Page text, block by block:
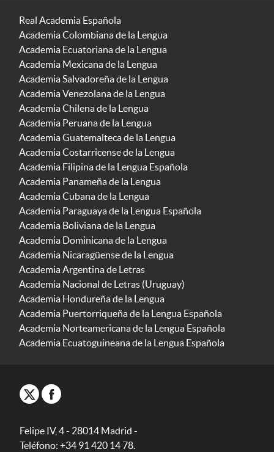
Real Academia Española
Academia Colombiana de la Lengua
Academia Ecuatoriana de la Lengua
Academia Mexicana de la Lengua
Academia Salvadoreña de la Lengua
Academia Venezolana de la Lengua
Academia Chilena de la Lengua
Academia Peruana de la Lengua
Academia Guatemalteca de la Lengua
Academia Costarricense de la Lengua
Academia Filipina de la Lengua Española
Academia Panameña de la Lengua
Academia Cubana de la Lengua
Academia Paraguaya de la Lengua Española
Academia Boliviana de la Lengua
Academia Dominicana de la Lengua
Academia Nicaragüense de la Lengua
Academia Argentina de Letras
Academia Nacional de Letras (Uruguay)
Academia Hondureña de la Lengua
Academia Puertorriqueña de la Lengua Española
Academia Norteamericana de la Lengua Española
Academia Ecuatoguineana de la Lengua Española
Felipe IV, 4 - 28014 Madrid -
Teléfono: +34 91 420 14 78.